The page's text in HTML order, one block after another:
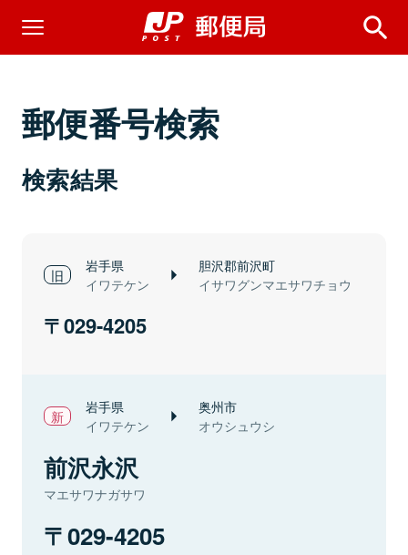
郵便番号検索
検索結果
岩手県
イワテケン
胆沢郡前沢町
イサワグンマエサワチョウ
029-4205
岩手県
イワテケン
奥州市
オウシュウシ
前沢永沢
マエサワナガサワ
029-4205